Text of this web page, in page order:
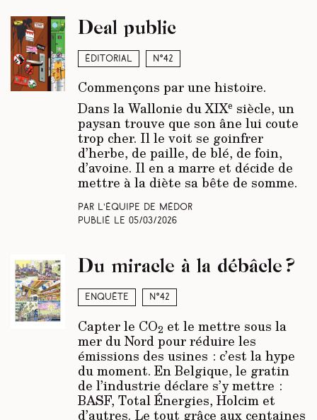
Éditorial N°42
Deal public
Commençons par une histoire.
Dans la Wallonie du XIXe siècle, un
paysan trouve que son âne lui coute
trop cher. Il le voit se goinfrer
d’herbe, de paille, de blé, de foin,
d’avoine. Il en a marre et décide de
mettre à la diète sa bête de somme.
Par L’équipe de Médor
Publié le 05/03/2026
Enquête N°42
Du miracle à la débâcle ?
Capter le CO2 et le mettre sous la
mer du Nord pour réduire les
émissions des usines : c’est la hype
du moment. En Belgique, le gratin
de l’industrie déclare s’y mettre :
BASF, Total Énergies, Holcim et
d’autres. Le tout grâce aux centaines